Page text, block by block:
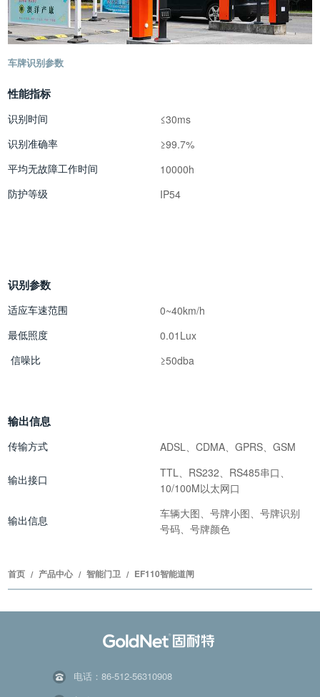
车牌识别参数
性能指标
识别时间
≤30ms
识别准确率
≥99.7%
平均无故障工作时间
10000h
防护等级
IP54
识别参数
适应车速范围
0~40km/h
最低照度
0.01Lux
信噪比
≥50dba
输出信息
传输方式 ADSL、CDMA、GPRS、GSM
输出接口
TTL、RS232、RS485串口、
10/100M以太网口
输出信息
车辆大图、号牌小图、号牌识别
号码、号牌颜色
首页 / 产品中心 / 智能门卫 / EF110智能道闸
电话：86-512-56310908